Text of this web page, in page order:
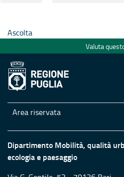
Ascolta
Valuta
Area riservata
Dipartimento Mobilità, qualità
ecologia e paesaggio